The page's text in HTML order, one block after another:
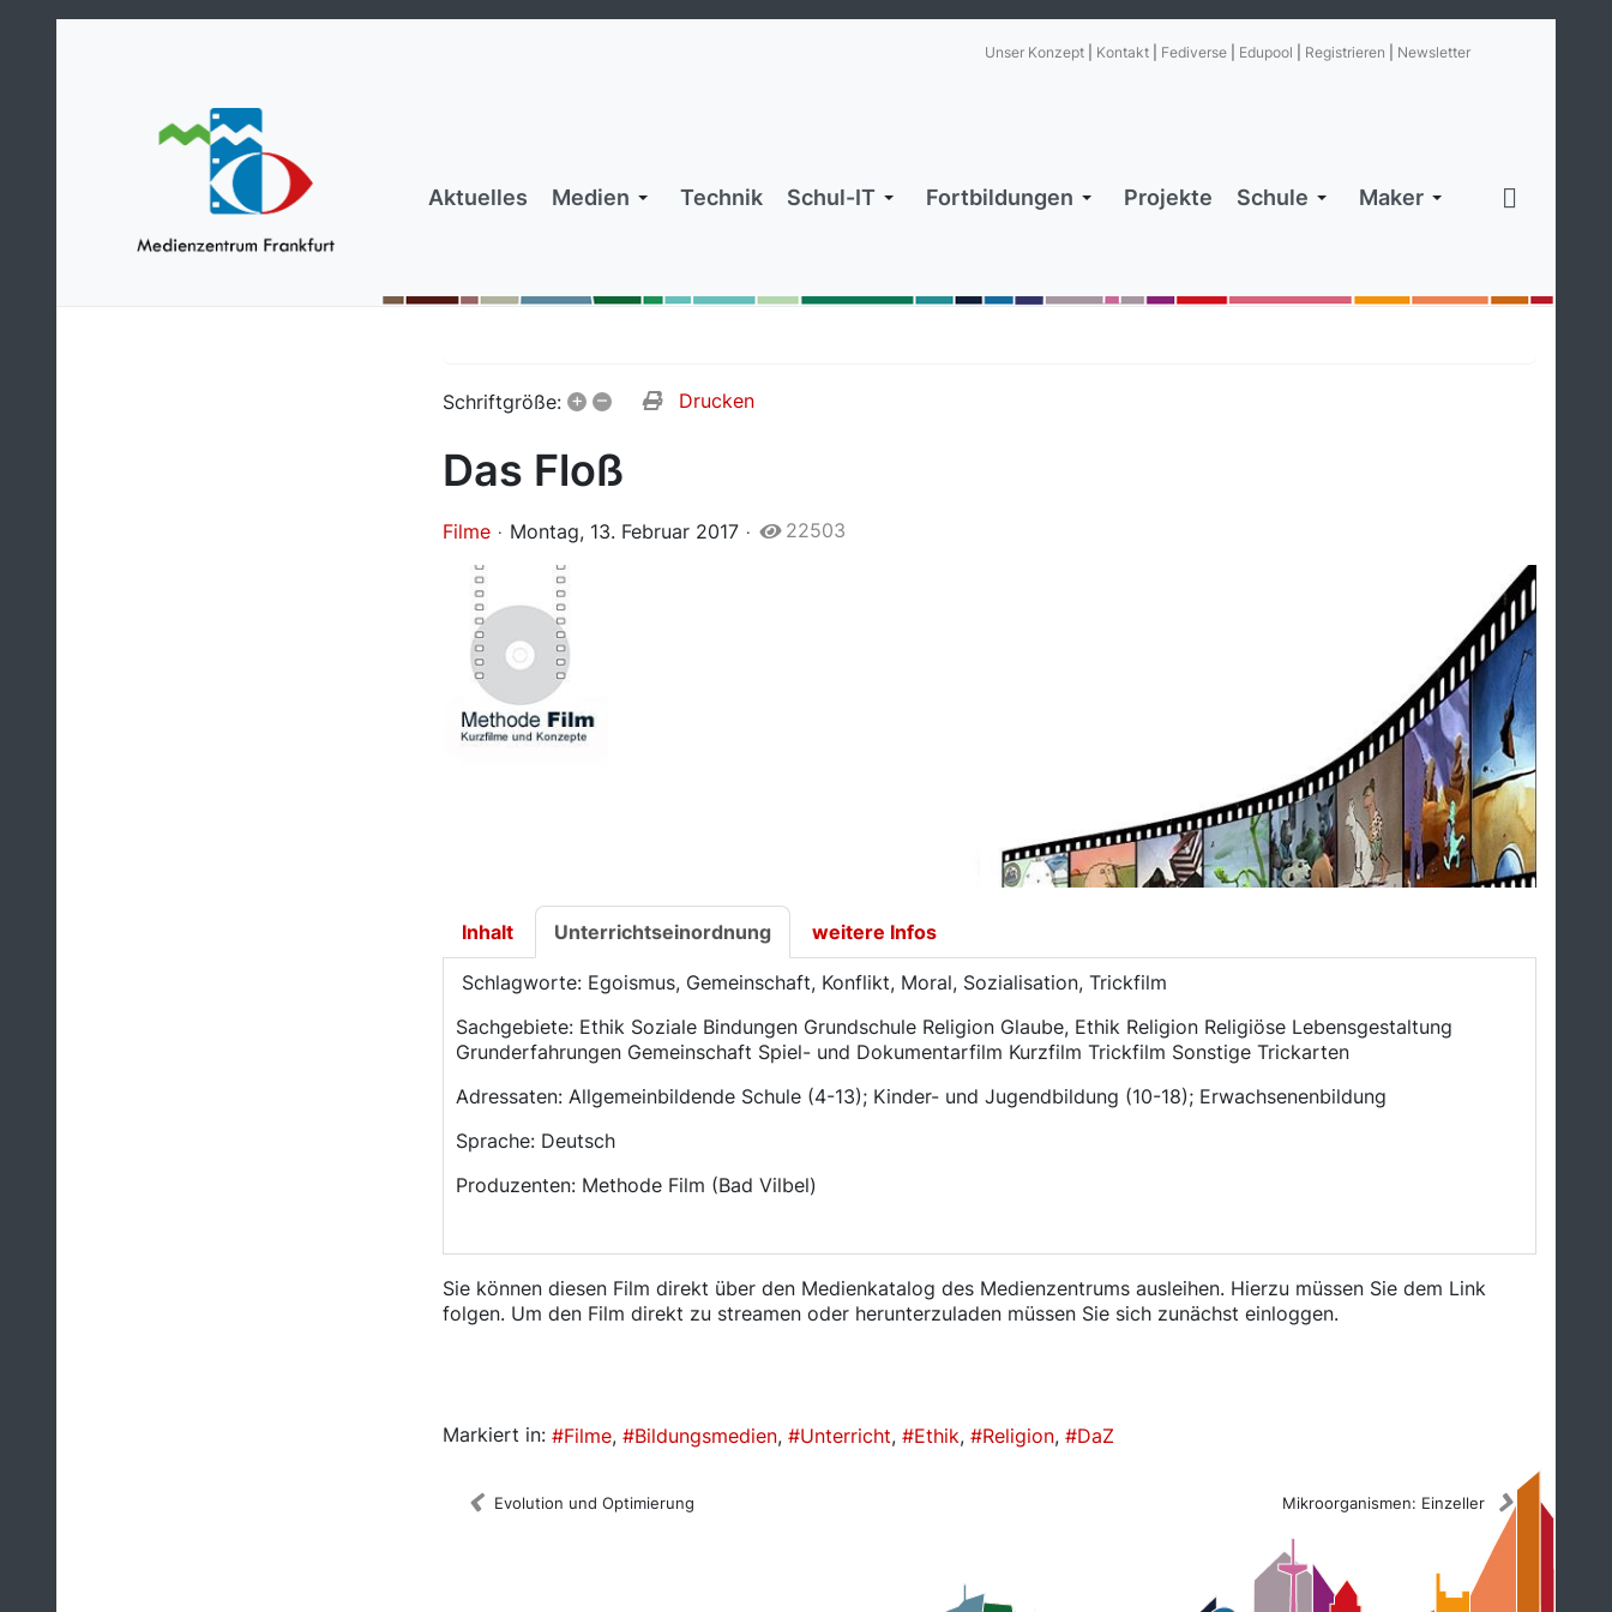
Unser Konzept Kontakt Fediverse Edupool Registrieren Newsletter
Aktuelles Medien Technik Schul-IT Fortbildungen Projekte Schule Maker
Schriftgröße: + – Drucken
Das Floß
Filme Montag, 13. Februar 2017 22503
Inhalt Unterrichtseinordnung weitere Infos
​ Schlagworte: Egoismus, Gemeinschaft, Konflikt, Moral, Sozialisation, Trickfilm
Sachgebiete: Ethik Soziale Bindungen Grundschule Religion Glaube, Ethik Religion Religiöse Lebensgestaltung
Grunderfahrungen Gemeinschaft Spiel- und Dokumentarfilm Kurzfilm Trickfilm Sonstige Trickarten
Adressaten: Allgemeinbildende Schule (4-13); Kinder- und Jugendbildung (10-18); Erwachsenenbildung
Sprache: Deutsch
Produzenten: Methode Film (Bad Vilbel)
Sie können diesen Film direkt über den Medienkatalog des Medienzentrums ausleihen. Hierzu müssen Sie dem Link
folgen. Um den Film direkt zu streamen oder herunterzuladen müssen Sie sich zunächst einloggen.
Markiert in: Filme Bildungsmedien Unterricht Ethik Religion DaZ
Evolution und Optimierung Mikroorganismen: Einzeller